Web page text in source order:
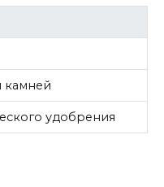
камней
удобрения